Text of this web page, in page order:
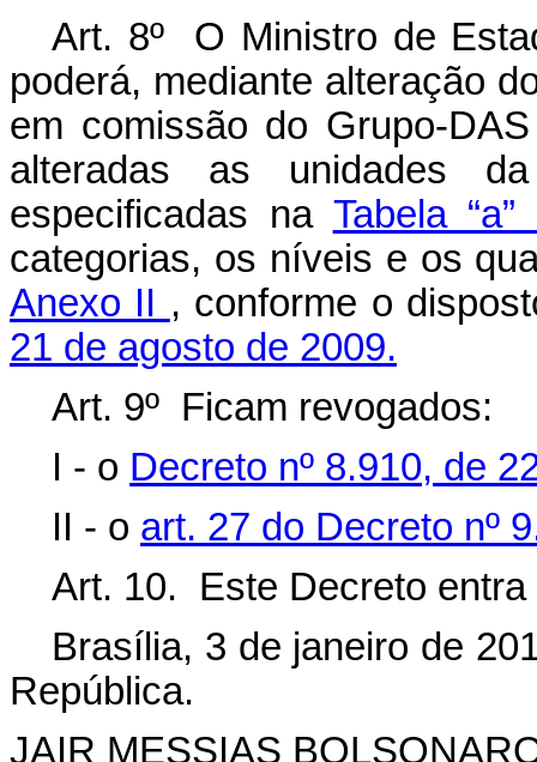
Art. 8º O Ministro de
poderá, mediante alteração
em comissão do Grupo-
alteradas as unidades
especificadas na Tabela
categorias, os níveis e os
Anexo II , conforme o
21 de agosto de 2009.
Art. 9º Ficam revogados:
I - o Decreto nº 8.910, de
II - o art. 27 do Decreto nº
Art. 10. Este Decreto entra
Brasília, 3 de janeiro de
República.
JAIR MESSIAS